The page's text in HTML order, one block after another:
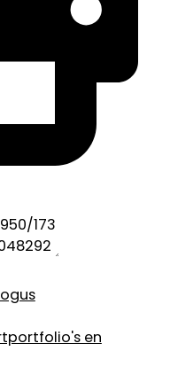
en